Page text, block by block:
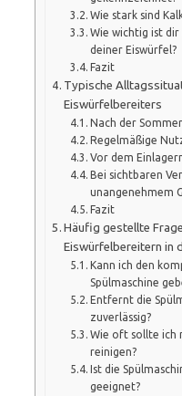
Wie stark sind
Wie wichtig ist dir
deiner Eiswürfel?
Fazit
Typische
Eiswürfelbereiters
Nach der
Regelmäßige
Vor dem
Bei sichtbaren
unangenehmem
Fazit
Häufig gestellte
Eiswürfelbereitern in
Kann ich den
Spülmaschine
Entfernt die
zuverlässig?
Wie oft sollte ich
reinigen?
Ist die
geeignet?